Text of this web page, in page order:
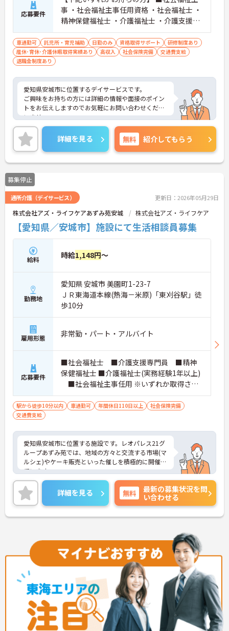
応募要件
事 ・社会福祉主事任用資格 ・社会福祉士 ・
精神保健福祉士 ・介護福祉士 ・介護支援専
門員 ・保育士 ■実務経験1年以上ある方
車通勤可 託児所・育児補助 日勤のみ 資格取得サポート
研修制度あり
産休･育休･介護休暇取得実績あり
高収入 社会保険完備
交通費支給
退職金制度あり
愛知県安城市に位置するデイサービスです。
ご興味をお持ちの方には詳細の情報や面接のポイン
トをお伝えしますのでお気軽にお問い合わせくださ
いませ。
詳細を見る 無料 紹介してもらう
募集停止
通所介護（デイサービス） 更新日：2026年05月29日
株式会社アズ・ライフケアあずみ苑安城 株式会社アズ・ライフケア
【愛知県／安城市】施設にて生活相談員募集
給料 時給1,148円～
勤務地
愛知県 安城市 美園町1-23-7
ＪＲ東海道本線(熱海－米原)「東刈谷駅」徒
歩10分
雇用形態 非常勤・パート・アルバイト
応募要件
■社会福祉士 ■介護支援専門員 ■精神
保健福祉士 ■介護福祉士(実務経験1年以上)
■社会福祉主事任用 ※いずれか取得され
ている方。厚生労働大臣が定める科目を3科
目以上履修していることが成績証明書の提
駅から徒歩10分以内 車通勤可 年間休日110日以上
社会保険完備
交通費支給
愛知県安城市に位置する施設です。レオパレス21グ
ループあずみ苑では、地域の方々と交流する市場(マ
ルシェ)やケーキ販売といった催しを積極的に開催し
ています。
お取り引きのある企業様に特別ブースを出していた
だくなど多くの方のご協力に支えられての開催です
が、近隣住民の皆さんも多く参加され、あずみ苑と
の地域交流が進んでいるんですよ。
日勤のみの勤務で、希望休も考慮してもらえるため
提供できる環境です。
ご興味をお持ちの方には詳細の情報や面接のポイン
トをお伝えしますので、お気軽にお問い合わせくだ
さいませ。
詳細を見る 無料
最新の募集状況を問
い合わせる